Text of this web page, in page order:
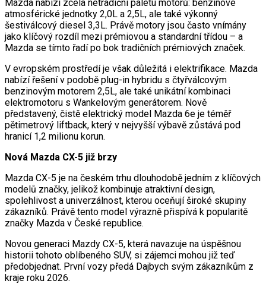
Mazda nabízí zcela netradiční paletu motorů: benzínové
atmosférické jednotky 2,0L a 2,5L, ale také výkonný
šestiválcový diesel 3,3L. Právě motory jsou často vnímány
jako klíčový rozdíl mezi prémiovou a standardní třídou – a
Mazda se tímto řadí po bok tradičních prémiových značek.
V evropském prostředí je však důležitá i elektrifikace. Mazda
nabízí řešení v podobě plug-in hybridu s čtyřválcovým
benzinovým motorem 2,5L, ale také unikátní kombinaci
elektromotoru s Wankelovým generátorem. Nově
představený, čistě elektrický model Mazda 6e je téměř
pětimetrový liftback, který v nejvyšší výbavě zůstává pod
hranicí 1,2 milionu korun.
Nová Mazda CX-5 již brzy
Mazda CX-5 je na českém trhu dlouhodobě jedním z klíčových
modelů značky, jelikož kombinuje atraktivní design,
spolehlivost a univerzálnost, kterou oceňují široké skupiny
zákazníků. Právě tento model výrazně přispívá k popularitě
značky Mazda v České republice.
Novou generaci Mazdy CX-5, která navazuje na úspěšnou
historii tohoto oblíbeného SUV, si zájemci mohou již teď
předobjednat. První vozy předá Dajbych svým zákazníkům z
kraje roku 2026.